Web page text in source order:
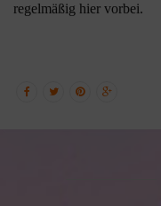
regelmäßig hier vorbei.